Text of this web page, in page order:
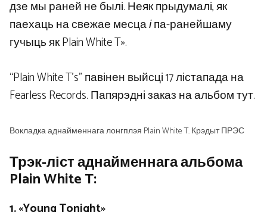
дзе мы раней не былі. Неяк прыдумалі, як
паехаць на свежае месцаіпа-ранейшаму
гучыць як Plain White T».
“Plain White T’s” павінен выйсці 17 лістапада на
Fearless Records. Папярэдні заказ на альбом тут.
Вокладка аднайменнага лонгплэя Plain White T. Крэдыт ПРЭС
Трэк-ліст аднайменнага альбома
Plain White T: